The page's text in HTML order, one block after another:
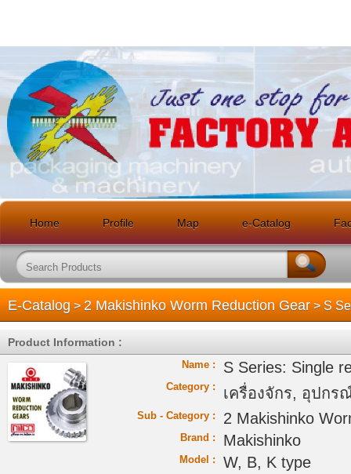
Home Profile Map e-Catalog
E-Catalog>2 Makishinko Worm Reduction Gear> S
Product Information :
Name : S Series: Single
Category : เครื่องจักร, อุปกร
Sub - Category : 2 Makishinko
Brand : Makishinko
Model : W, B, K type